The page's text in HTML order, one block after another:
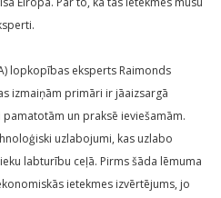
lopkopības eksperts Raimonds
izmaiņām primāri ir jāaizsargā
un praksē ieviešamām.
uzlabojumi, kas uzlabo
labturību ceļā. Pirms šāda lēmuma
ietekmes izvērtējums, jo